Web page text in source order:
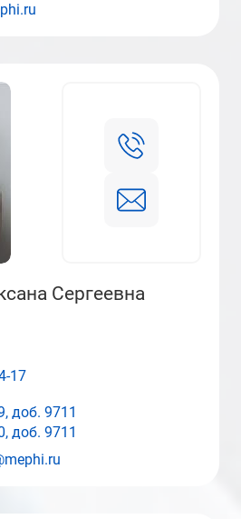
Сергеевна
17
доб. 9711
доб. 9711